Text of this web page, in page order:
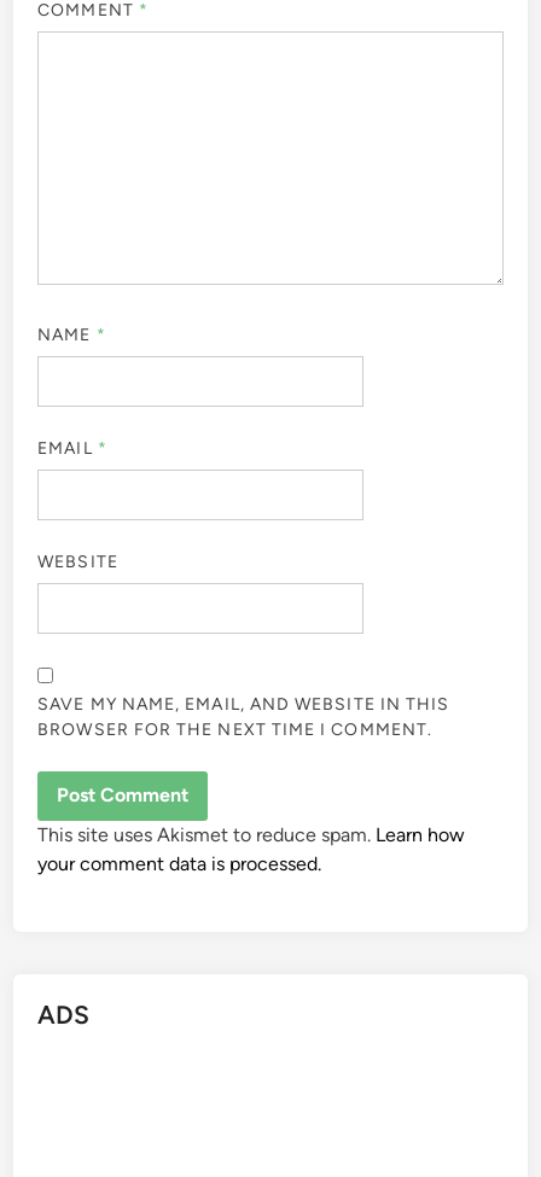
COMMENT *
NAME *
EMAIL *
WEBSITE
SAVE MY NAME, EMAIL, AND WEBSITE IN THIS
BROWSER FOR THE NEXT TIME I COMMENT.
This site uses Akismet to reduce spam. Learn how
your comment data is processed.
ADS